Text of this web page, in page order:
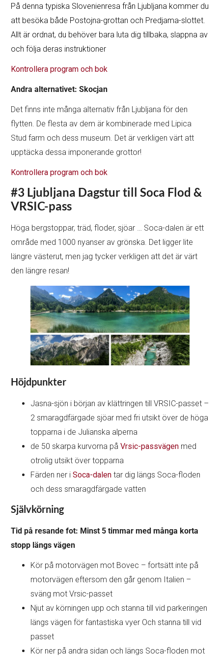
På denna typiska Slovenienresa från Ljubljana kommer du
att besöka både Postojna-grottan och Predjama-slottet.
Allt är ordnat, du behöver bara luta dig tillbaka, slappna av
och följa deras instruktioner
Kontrollera program och bok
Andra alternativet: Skocjan
Det finns inte många alternativ från Ljubljana för den
flytten. De flesta av dem är kombinerade med Lipica
Stud farm och dess museum. Det är verkligen värt att
upptäcka dessa imponerande grottor!
Kontrollera program och bok
#3 Ljubljana Dagstur till Soca Flod &
VRSIC-pass
Höga bergstoppar, träd, floder, sjöar … Soca-dalen är ett
område med 1000 nyanser av grönska. Det ligger lite
längre västerut, men jag tycker verkligen att det är värt
den längre resan!
Höjdpunkter
Jasna-sjön i början av klättringen till VRSIC-passet –
2 smaragdfärgade sjöar med fri utsikt över de höga
topparna i de Julianska alperna
de 50 skarpa kurvorna påVrsic-passvägen med
otrolig utsikt över topparna
Färden ner iSoca-dalen tar dig längs Soca-floden
och dess smaragdfärgade vatten
Självkörning
Tid på resande fot: Minst 5 timmar med många korta
stopp längs vägen
Kör på motorvägen mot Bovec – fortsätt inte på
motorvägen eftersom den går genom Italien –
sväng mot Vrsic-passet
Njut av körningen upp och stanna till vid parkeringen
längs vägen för fantastiska vyer Och stanna till vid
passet
Kör ner på andra sidan och längs Soca-floden mot